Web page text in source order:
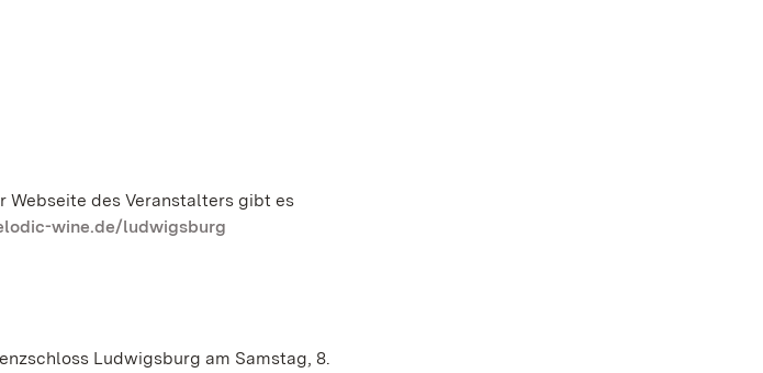
Webseite des Veranstalters gibt es
wine.de/ludwigsburg
Ludwigsburg am Samstag, 8.